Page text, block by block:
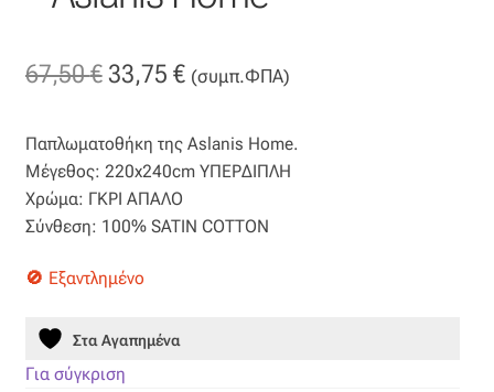
Black-out
Αλκαντάρα
Βελούδο
Γάζα
67,50€ Original
was:
67,50 €.
33,75 €Η
τιμή
33,75 €.
(συμπ.ΦΠΑ)
Παπλωματοθήκη της Aslanis Home.
Μέγεθος: 220x240cm ΥΠΕΡΔΙΠΛΗ
Χρώμα: ΓΚΡΙ ΑΠΑΛΟ
Σύνθεση: 100% SATIN COTTON
Εξαντλημένο
Στα Αγαπημένα
Για σύγκριση